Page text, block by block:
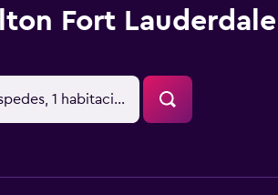
Fort Lauderdale
1 habitación